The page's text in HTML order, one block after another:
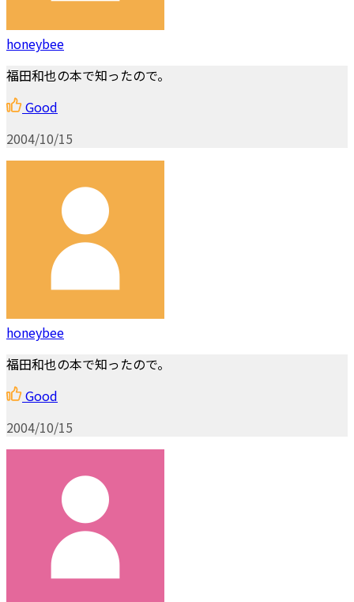
honeybee
福田和也の本で知ったので。
Good
2004/10/15
honeybee
福田和也の本で知ったので。
Good
2004/10/15